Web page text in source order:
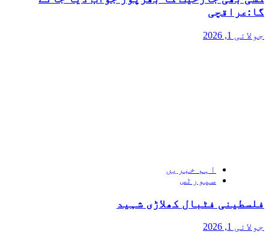
گا:عراقچی
جولائی 1, 2026
اہم خبریں
سپورٹس
فلسطینی فٹبال کھلاڑی شہید
جولائی 1, 2026